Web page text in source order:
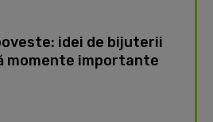
idei de bijuterii
momente importante